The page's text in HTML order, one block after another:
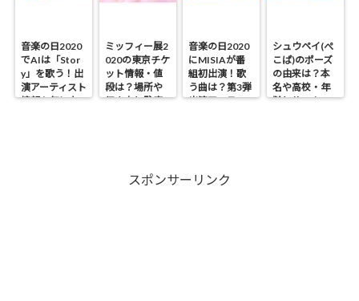
音楽の日2020
でAIは「Stor
y」を歌う！出
演アーティスト
情報も気にな
ミッフィー展2
020の東京チケ
ット情報・値
段は？場所や
行き方と駐車
音楽の日2020
にMISIAが番
組初出演！歌
う曲は？第3弾
出演アーティス
シュウペイ(ぺ
こぱ)のポーズ
の由来は？本
名や高校・年
齢とサッカー
スポンサーリンク